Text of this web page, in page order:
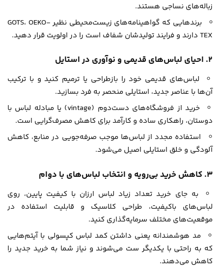
زباله‌های نساجی هستند.
برندهایی که گواهینامه‌های زیست‌محیطی نظیر GOTS، OEKO-
TEX دارند و فرایند تولیدشان شفاف است را در اولویت قرار دهید.
۲. احیای لباس‌های قدیمی و نوآوری در استایل
لباس‌های قدیمی‌ خود را بازطراحی یا ترمیم کنید و با ترکیب
آن‌ها با عناصر جدید، استایلی منحصر به فرد بسازید.
خرید از فروشگاه‌های دست‌دوم (vintage) یا مبادله لباس با
دوستان، راهکاری ساده و کارآمد برای کاهش مصرف‌گرایی است.
استفاده مجدد از لباس‌ها موجب صرفه‌جویی در منابع، کاهش
آلودگی و خلق استایلی اصیل می‌شود.
۳. کاهش خرید بی‌رویه و انتخاب لباس‌های با دوام
به جای خرید تعداد زیاد لباس ارزان با کیفیت پایین، روی
لباس‌های باکیفیت، طراحی کلاسیک و قابلیت استفاده در
موقعیت‌های مختلف سرمایه‌گذاری کنید.
مد هوشمندانه یعنی داشتن کمد لباس کپسولی با آیتم‌هایی
که به راحتی با یکدیگر ست می‌شوند و نیاز شما به خرید جدید را
کاهش می‌دهند.